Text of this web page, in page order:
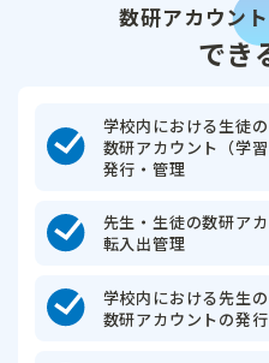
数研アカウン
でき
学校内における生徒の
数研アカウント（学
発行・管理
先生・生徒の数研ア
転入出管理
学校内における先生の
数研アカウントの発